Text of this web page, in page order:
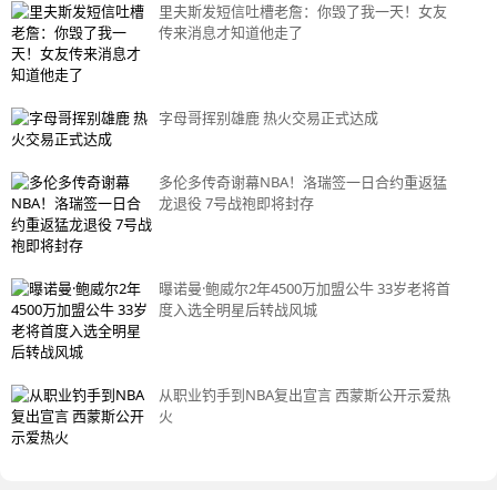
里夫斯发短信吐槽老詹：你毁了我一天！女友
传来消息才知道他走了
字母哥挥别雄鹿 热火交易正式达成
多伦多传奇谢幕NBA！洛瑞签一日合约重返猛
龙退役 7号战袍即将封存
曝诺曼·鲍威尔2年4500万加盟公牛 33岁老将首
度入选全明星后转战风城
从职业钓手到NBA复出宣言 西蒙斯公开示爱热
火